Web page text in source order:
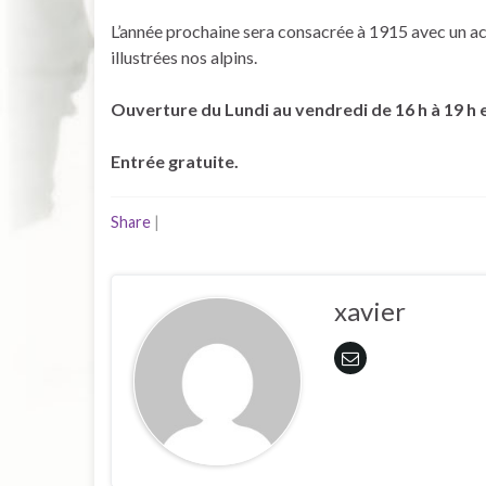
L’année prochaine sera consacrée à 1915 avec un
illustrées nos alpins.
Ouverture du Lundi au vendredi de 16 h à 19 h
Entrée gratuite.
Share |
xavier